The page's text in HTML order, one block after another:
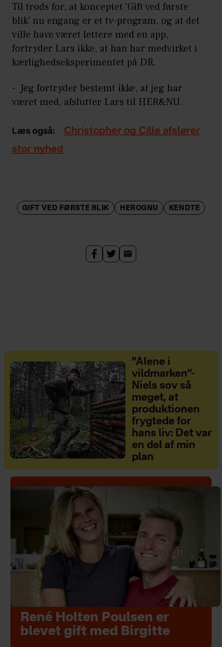
Til trods for, at konceptet 'Gift ved første
blik' nu engang er et tv-program, og at det
ville have været lettere med en app,
fortryder Lars ikke, at han har medvirket i
kærlighedseksperimentet på DR.
- Jeg fortryder bestemt ikke, at jeg har
været med, afslutter Lars til HER&NU.
Læs også:
Christopher og Cille afslører
stor nyhed
GIFT VED FØRSTE BLIK HEROGNU KENDTE
”Alene i
vildmarken”-
Niels sov så
meget, at
produktionen
frygtede for
hans liv: Det var
en del af min
plan
René Holten Poulsen er
blevet gift med Birgitte